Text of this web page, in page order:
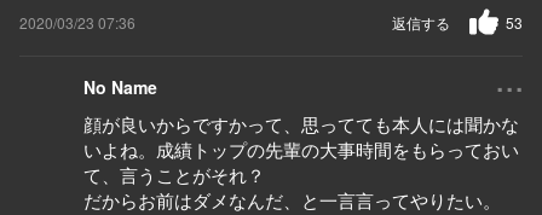
2020/03/23 07:36 53
返信する
No Name ...
顔が良いからですかって、思ってても本人には聞かな
いよね。成績トップの先輩の大事時間をもらっておい
て、言うことがそれ？
だからお前はダメなんだ、と一言言ってやりたい。